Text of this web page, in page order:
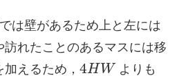
は壁があるため上と左には
れたことのあるマスには移
えるため， 4HWよりも